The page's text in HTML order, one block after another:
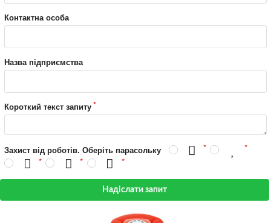
Контактна особа
Назва підприємства
Короткий текст запиту
Захист від роботів. Оберіть парасольку
Надіслати запит